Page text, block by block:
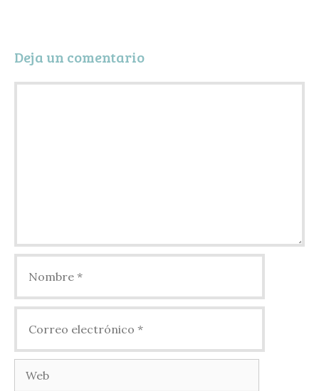
r
Deja un comentario
electrónico
Web